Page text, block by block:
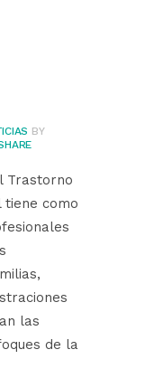
BY
Trastorno
tiene como
las
de la